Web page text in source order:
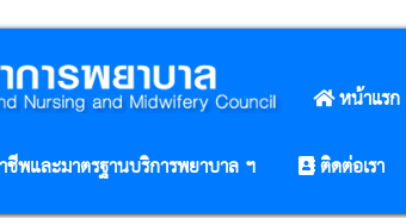
หน้าแรก
พและมาตรฐานบริการพยาบาล ฯ
ติดต่อเรา